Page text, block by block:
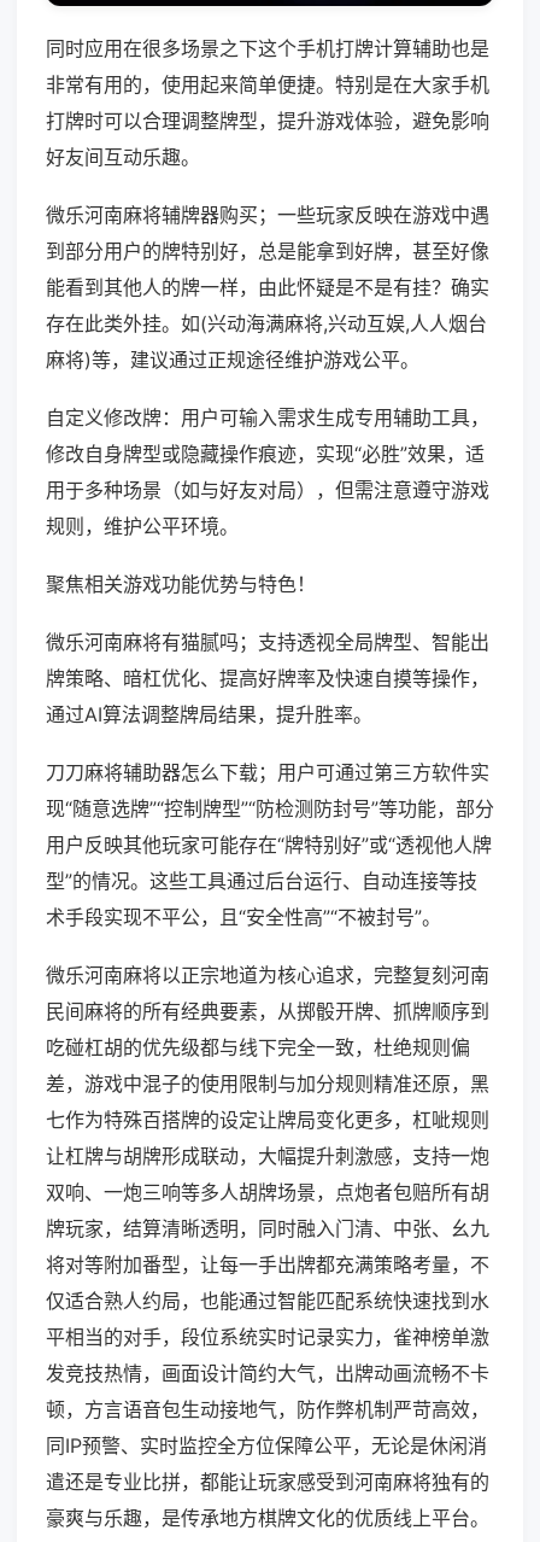
同时应用在很多场景之下这个手机打牌计算辅助也是
非常有用的，使用起来简单便捷。特别是在大家手机
打牌时可以合理调整牌型，提升游戏体验，避免影响
好友间互动乐趣。
微乐河南麻将辅牌器购买；一些玩家反映在游戏中遇
到部分用户的牌特别好，总是能拿到好牌，甚至好像
能看到其他人的牌一样，由此怀疑是不是有挂？确实
存在此类外挂。如(兴动海满麻将,兴动互娱,人人烟台
麻将)等，建议通过正规途径维护游戏公平。
自定义修改牌：用户可输入需求生成专用辅助工具，
修改自身牌型或隐藏操作痕迹，实现“必胜”效果，适
用于多种场景（如与好友对局），但需注意遵守游戏
规则，维护公平环境。
聚焦相关游戏功能优势与特色！
微乐河南麻将有猫腻吗；支持透视全局牌型、智能出
牌策略、暗杠优化、提高好牌率及快速自摸等操作，
通过AI算法调整牌局结果，提升胜率。
刀刀麻将辅助器怎么下载；用户可通过第三方软件实
现“随意选牌”“控制牌型”“防检测防封号”等功能，部分
用户反映其他玩家可能存在“牌特别好”或“透视他人牌
型”的情况。这些工具通过后台运行、自动连接等技
术手段实现不平公，且“安全性高”“不被封号”。
微乐河南麻将以正宗地道为核心追求，完整复刻河南
民间麻将的所有经典要素，从掷骰开牌、抓牌顺序到
吃碰杠胡的优先级都与线下完全一致，杜绝规则偏
差，游戏中混子的使用限制与加分规则精准还原，黑
七作为特殊百搭牌的设定让牌局变化更多，杠呲规则
让杠牌与胡牌形成联动，大幅提升刺激感，支持一炮
双响、一炮三响等多人胡牌场景，点炮者包赔所有胡
牌玩家，结算清晰透明，同时融入门清、中张、幺九
将对等附加番型，让每一手出牌都充满策略考量，不
仅适合熟人约局，也能通过智能匹配系统快速找到水
平相当的对手，段位系统实时记录实力，雀神榜单激
发竞技热情，画面设计简约大气，出牌动画流畅不卡
顿，方言语音包生动接地气，防作弊机制严苛高效，
同IP预警、实时监控全方位保障公平，无论是休闲消
遣还是专业比拼，都能让玩家感受到河南麻将独有的
豪爽与乐趣，是传承地方棋牌文化的优质线上平台。